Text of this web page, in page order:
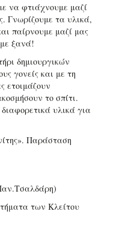
να φτιάχνουμε μαζί
Γνωρίζουμε τα υλικά,
παίρνουμε μαζί μας
ξανά!
δημιουργικών
γονείς και με τη
ετοιμάζουν
το σπίτι.
υλικά για
Παράσταση
των Κλείτου